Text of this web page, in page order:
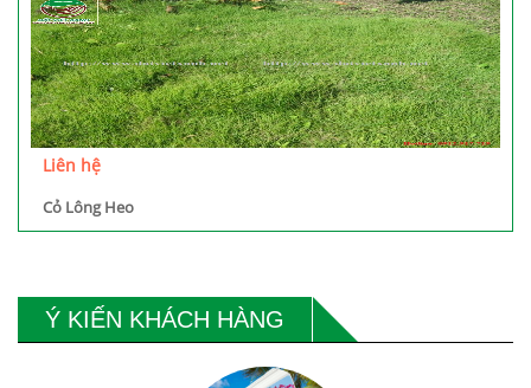
Liên hệ
Cỏ Lông Heo
Ý KIẾN KHÁCH HÀNG